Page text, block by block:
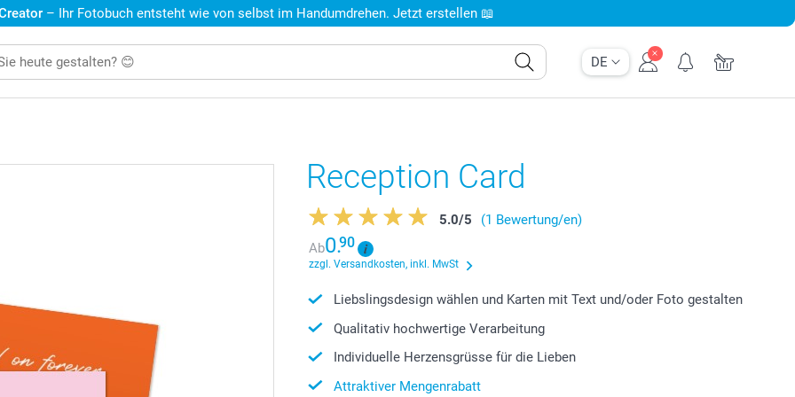
DE
– Ihr Fotobuch entsteht wie von selbst im Handumdrehen. Jetzt erstellen 📖
Reception Card
5.0/5
(1 Bewertung/en)
Ab0.90
zzgl. Versandkosten, inkl. MwSt
Liebslingsdesign wählen und Karten mit Text und/oder Foto gestalten
Qualitativ hochwertige Verarbeitung
Individuelle Herzensgrüsse für die Lieben
Attraktiver Mengenrabatt